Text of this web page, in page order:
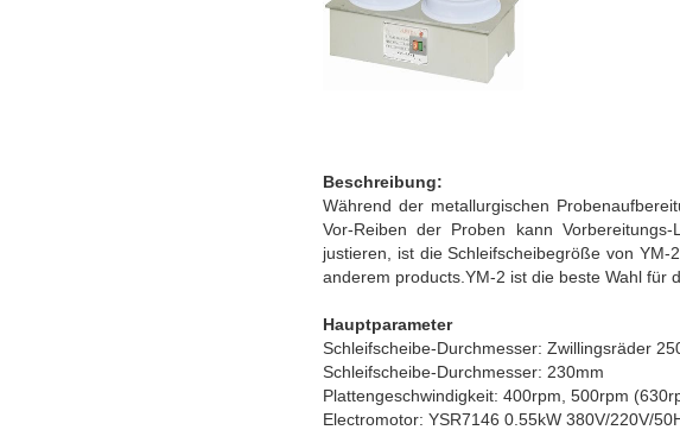
Beschreibung:
Während der metallurgischen
Vor-Reiben der Proben kann
justieren, ist die Schleifscheibegröße von
anderem products.YM-2 ist die beste Wahl für
Hauptparameter
Schleifscheibe-Durchmesser: Zwillingsräder
Schleifscheibe-Durchmesser: 230mm
Plattengeschwindigkeit: 400rpm, 500rpm
Electromotor: YSR7146 0.55kW 380V/220V/